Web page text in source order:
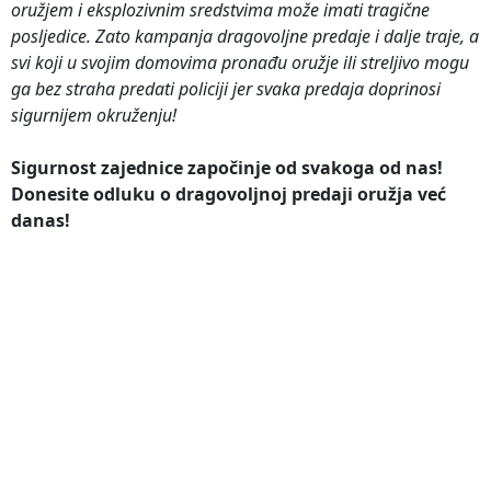
oružjem i eksplozivnim sredstvima može imati tragične
posljedice. Zato kampanja dragovoljne predaje i dalje traje, a
svi koji u svojim domovima pronađu oružje ili streljivo mogu
ga bez straha predati policiji jer svaka predaja doprinosi
sigurnijem okruženju!
Sigurnost zajednice započinje od svakoga od nas!
Donesite odluku o dragovoljnoj predaji oružja već
danas!